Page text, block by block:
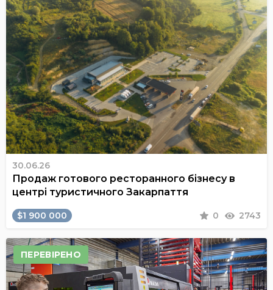
30.06.26
Продаж готового ресторанного бізнесу в
центрі туристичного Закарпаття
$1 900 000 0 2743
ПЕРЕВІРЕНО